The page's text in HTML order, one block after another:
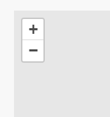
+
−